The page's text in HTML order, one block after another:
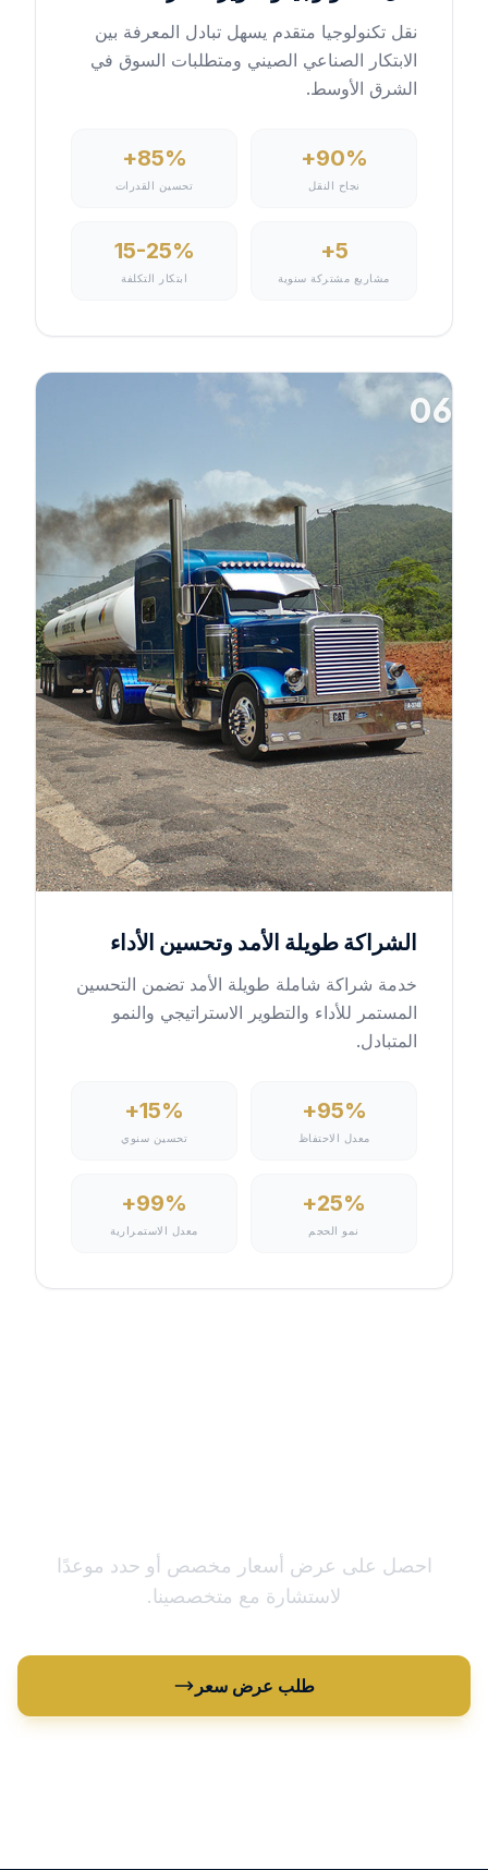
نقل تكنولوجيا متقدم يسهل تبادل المعرفة بين
الابتكار الصناعي الصيني ومتطلبات السوق في
الشرق الأوسط.
90%+
نجاح النقل
85%+
تحسين القدرات
5+
مشاريع مشتركة سنوية
15-25%
ابتكار التكلفة
06
الشراكة طويلة الأمد وتحسين الأداء
خدمة شراكة شاملة طويلة الأمد تضمن التحسين
المستمر للأداء والتطوير الاستراتيجي والنمو
المتبادل.
95%+
معدل الاحتفاظ
15%+
تحسين سنوي
25%+
نمو الحجم
99%+
معدل الاستمرارية
احصل على عرض أسعار مخصص أو حدد موعدًا
لاستشارة مع متخصصينا.
طلب عرض سعر